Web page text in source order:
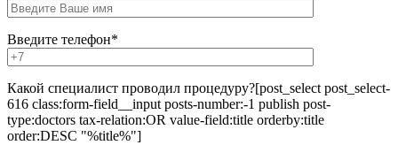
Введите телефон*
Какой специалист проводил процедуру?[post_select post_select-
616 class:form-field__input posts-number:-1 publish post-
type:doctors tax-relation:OR value-field:title orderby:title
order:DESC "%title%"]